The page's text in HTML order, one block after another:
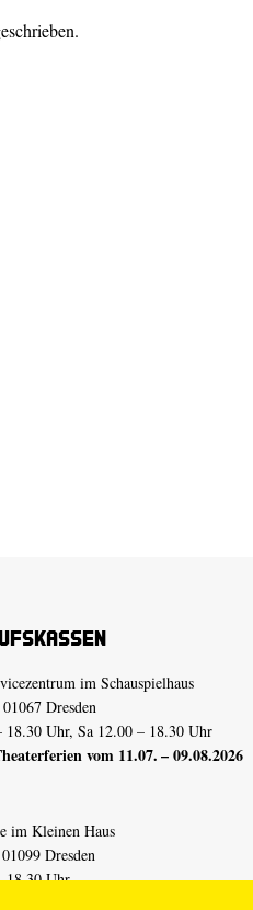
im Schauspielhaus
Dresden
Uhr, Sa 12.00 – 18.30 Uhr
vom 11.07. – 09.08.2026
im Kleinen Haus
Dresden
18.30 Uhr